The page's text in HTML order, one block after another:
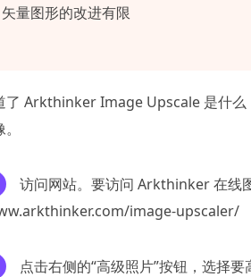
矢量图形的改进有限
了 Arkthinker Image Upscale 是什么
访问网站。要访问 Arkthinker 在线
image-upscaler/
点击右侧的“高级照片”按钮，选择要